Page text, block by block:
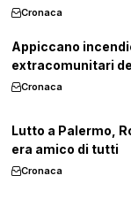
Cronaca
Appiccano
extracomunitari
Cronaca
Lutto a Palermo,
era amico di tutti
Cronaca